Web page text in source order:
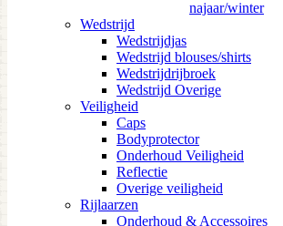
najaar/winter
Wedstrijd
Wedstrijdjas
Wedstrijd blouses/shirts
Wedstrijdrijbroek
Wedstrijd Overige
Veiligheid
Caps
Bodyprotector
Onderhoud Veiligheid
Reflectie
Overige veiligheid
Rijlaarzen
Onderhoud & Accessoires